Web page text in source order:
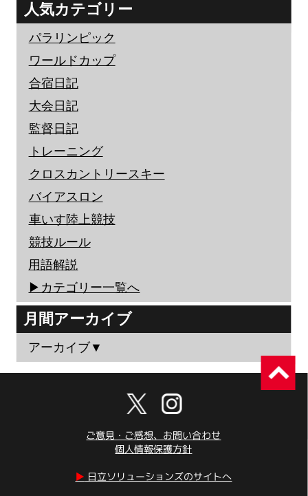
人気カテゴリー
パラリンピック
ワールドカップ
合宿日記
大会日記
監督日記
トレーニング
クロスカントリースキー
バイアスロン
車いす陸上競技
競技ルール
用語解説
▶︎カテゴリー一覧へ
月間アーカイブ
アーカイブ▼
ご意見・ご感想、お問い合わせ
個人情報保護方針
▶︎ 日立ソリューションズのサイトへ